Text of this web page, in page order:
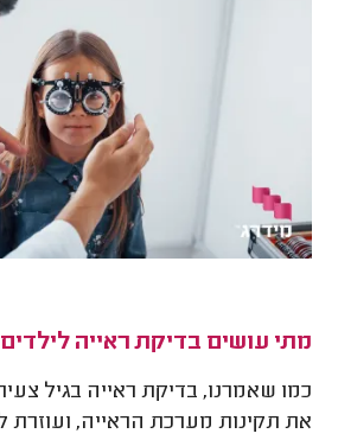
מתי עושים בדיקת ראייה
כמו שאמרנו, בדיקת ראייה בגיל
את תקינות מערכת הראייה, ועוזרת